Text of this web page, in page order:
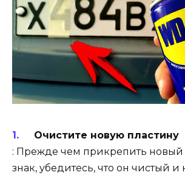
Очистите новую пластину
: Прежде чем прикрепить
знак, убедитесь, что он чистый и